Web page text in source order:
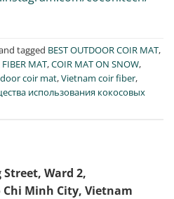
tagged BEST OUTDOOR COIR MAT,
MAT,COIR MAT ON SNOW,
coir mat,Vietnam coir fiber,
использования кокосовых
Street, Ward 2,
Minh City, Vietnam